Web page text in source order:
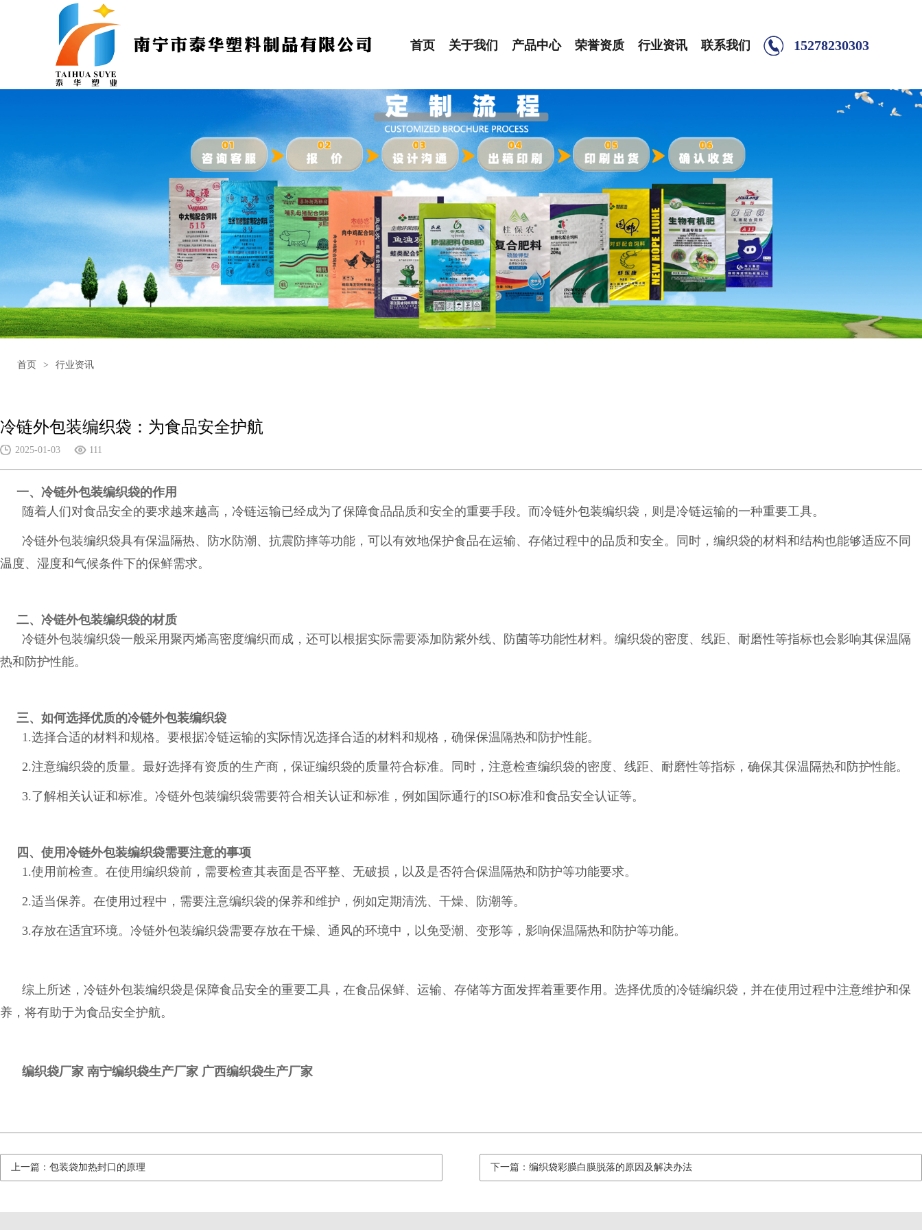
首页 关于我们 产品中心 荣誉资质 行业资讯 联系我们 15278230303
首页 > 行业资讯
冷链外包装编织袋：为食品安全护航
2025-01-03 111
一、冷链外包装编织袋的作用
随着人们对食品安全的要求越来越高，冷链运输已经成为了保障食品品质和安全的重要手段。而冷链外包装编织袋，则是冷链运输的一种重要工具。
冷链外包装编织袋具有保温隔热、防水防潮、抗震防摔等功能，可以有效地保护食品在运输、存储过程中的品质和安全。同时，编织袋的材料和结构也能够适应不同
温度、湿度和气候条件下的保鲜需求。
二、冷链外包装编织袋的材质
冷链外包装编织袋一般采用聚丙烯高密度编织而成，还可以根据实际需要添加防紫外线、防菌等功能性材料。编织袋的密度、线距、耐磨性等指标也会影响其保温隔
热和防护性能。
三、如何选择优质的冷链外包装编织袋
1.选择合适的材料和规格。要根据冷链运输的实际情况选择合适的材料和规格，确保保温隔热和防护性能。
2.注意编织袋的质量。最好选择有资质的生产商，保证编织袋的质量符合标准。同时，注意检查编织袋的密度、线距、耐磨性等指标，确保其保温隔热和防护性能。
3.了解相关认证和标准。冷链外包装编织袋需要符合相关认证和标准，例如国际通行的ISO标准和食品安全认证等。
四、使用冷链外包装编织袋需要注意的事项
1.使用前检查。在使用编织袋前，需要检查其表面是否平整、无破损，以及是否符合保温隔热和防护等功能要求。
2.适当保养。在使用过程中，需要注意编织袋的保养和维护，例如定期清洗、干燥、防潮等。
3.存放在适宜环境。冷链外包装编织袋需要存放在干燥、通风的环境中，以免受潮、变形等，影响保温隔热和防护等功能。
综上所述，冷链外包装编织袋是保障食品安全的重要工具，在食品保鲜、运输、存储等方面发挥着重要作用。选择优质的冷链编织袋，并在使用过程中注意维护和保
养，将有助于为食品安全护航。
编织袋厂家 南宁编织袋生产厂家 广西编织袋生产厂家
上一篇：包装袋加热封口的原理 下一篇：编织袋彩膜白膜脱落的原因及解决办法